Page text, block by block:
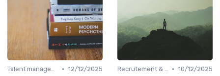
Talent management & high potentials • 12/12/2025
Recrutement & acquisition de talents • 10/12/2025